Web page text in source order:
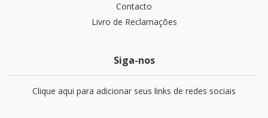
Contacto
Livro de Reclamações
Siga-nos
Clique aqui para adicionar seus links de redes sociais